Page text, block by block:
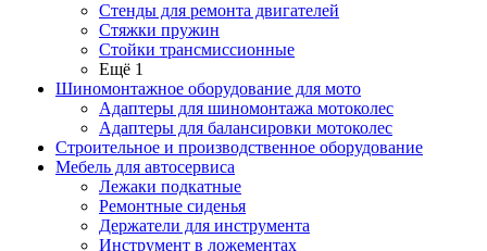
Стенды для ремонта двигателей
Стяжки пружин
Стойки трансмиссионные
Ещё 1
Шиномонтажное оборудование для мото
Адаптеры для шиномонтажа мотоколес
Адаптеры для балансировки мотоколес
Строительное и производственное оборудование
Мебель для автосервиса
Лежаки подкатные
Ремонтные сиденья
Держатели для инструмента
Инструмент в ложементах